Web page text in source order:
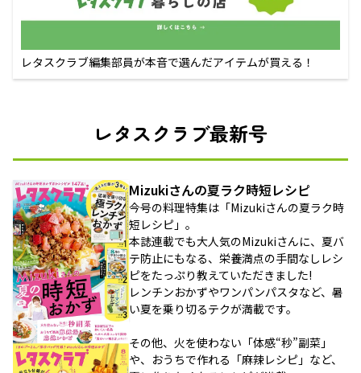
レタスクラブ編集部員が本音で選んだアイテムが買える！
レタスクラブ最新号
Mizukiさんの夏ラク時短レシピ
今号の料理特集は「Mizukiさんの夏ラク時
短レシピ」。
本誌連載でも大人気のMizukiさんに、夏バ
テ防止にもなる、栄養満点の手間なしレシ
ピをたっぷり教えていただきました!
レンチンおかずやワンパンパスタなど、暑
い夏を乗り切るテクが満載です。
その他、火を使わない「体感“秒”副菜」
や、おうちで作れる「麻辣レシピ」など、